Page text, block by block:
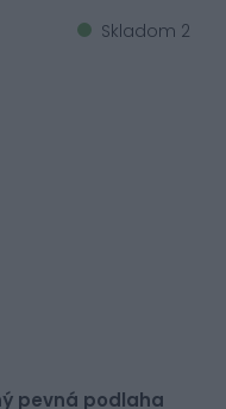
Skladom 2
pevná podlaha